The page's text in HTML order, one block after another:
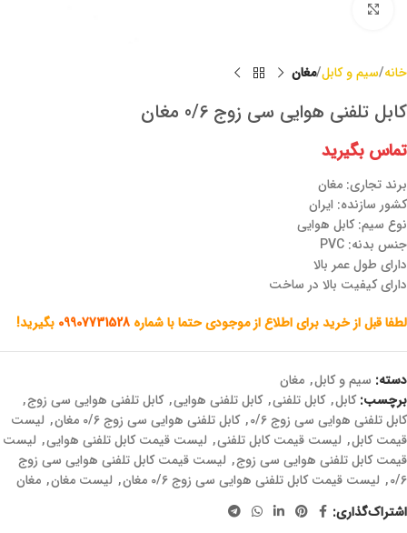
خانه سیم و کابل مغان
کابل تلفنی هوایی سی زوج 0/6 مغان
تماس بگیرید
برند تجاری: مغان
کشور سازنده: ایران
نوع سیم: کابل هوایی
جنس بدنه: PVC
دارای طول عمر بالا
دارای کیفیت بالا در ساخت
لطفا قبل از خرید برای اطلاع از موجودی حتما با شماره 09907731528 بگیرید!
دسته: سیم و کابل, مغان
برچسب: کابل, کابل تلفنی, کابل تلفنی هوایی, کابل تلفنی هوایی سی زوج,
کابل تلفنی هوایی سی زوج 0/6
, کابل تلفنی هوایی سی زوج 0/6 مغان , لیست
قیمت کابل, لیست قیمت کابل تلفنی, لیست قیمت کابل تلفنی هوایی, لیست
قیمت کابل تلفنی هوایی سی زوج, لیست قیمت کابل تلفنی هوایی سی زوج
0/6
, لیست قیمت کابل تلفنی هوایی سی زوج 0/6 مغان , لیست مغان, مغان
اشتراک‌گذاری: